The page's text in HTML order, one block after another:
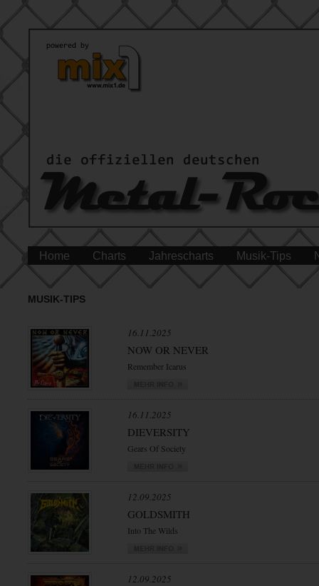
Home Charts Jahrescharts Musik-Tips
MUSIK-TIPS
16.11.2025
NOW OR NEVER
Remember Icarus
16.11.2025
DIEVERSITY
Gears Of Society
12.09.2025
GOLDSMITH
Into The Wilds
12.09.2025